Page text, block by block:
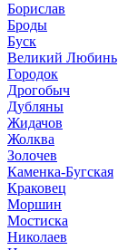
Борислав
Броды
Буск
Великий Любинь
Городок
Дрогобыч
Дубляны
Жидачов
Жолква
Золочев
Каменка-Бугская
Краковец
Моршин
Мостиска
Николаев